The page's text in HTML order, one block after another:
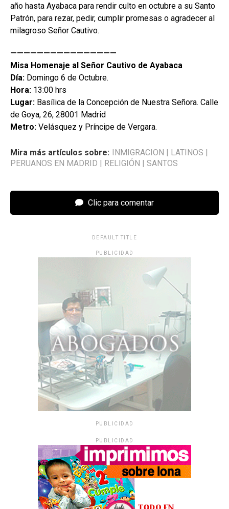
año hasta Ayabaca para rendir culto en octubre a su Santo
Patrón, para rezar, pedir, cumplir promesas o agradecer al
milagroso Señor Cautivo.
————————————————
Misa Homenaje al Señor Cautivo de Ayabaca
Día: Domingo 6 de Octubre.
Hora: 13:00 hrs
Lugar: Basílica de la Concepción de Nuestra Señora. Calle
de Goya, 26, 28001 Madrid
Metro: Velásquez y Príncipe de Vergara.
Mira más artículos sobre: INMIGRACION | LATINOS |
PERUANOS EN MADRID | RELIGIÓN | SANTOS
Clic para comentar
DEFAULT TITLE
PUBLICIDAD
PUBLICIDAD
PUBLICIDAD